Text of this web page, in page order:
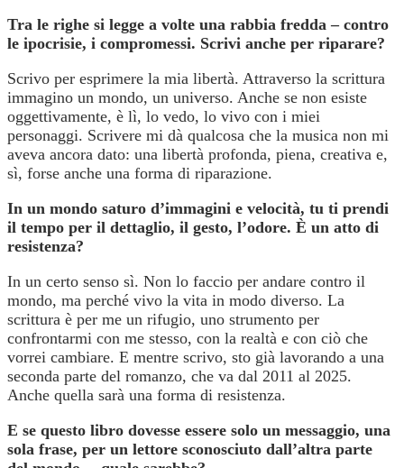
Tra le righe si legge a volte una rabbia fredda – contro
le ipocrisie, i compromessi. Scrivi anche per riparare?
Scrivo per esprimere la mia libertà. Attraverso la scrittura
immagino un mondo, un universo. Anche se non esiste
oggettivamente, è lì, lo vedo, lo vivo con i miei
personaggi. Scrivere mi dà qualcosa che la musica non mi
aveva ancora dato: una libertà profonda, piena, creativa e,
sì, forse anche una forma di riparazione.
In un mondo saturo d’immagini e velocità, tu ti prendi
il tempo per il dettaglio, il gesto, l’odore. È un atto di
resistenza?
In un certo senso sì. Non lo faccio per andare contro il
mondo, ma perché vivo la vita in modo diverso. La
scrittura è per me un rifugio, uno strumento per
confrontarmi con me stesso, con la realtà e con ciò che
vorrei cambiare. E mentre scrivo, sto già lavorando a una
seconda parte del romanzo, che va dal 2011 al 2025.
Anche quella sarà una forma di resistenza.
E se questo libro dovesse essere solo un messaggio, una
sola frase, per un lettore sconosciuto dall’altra parte